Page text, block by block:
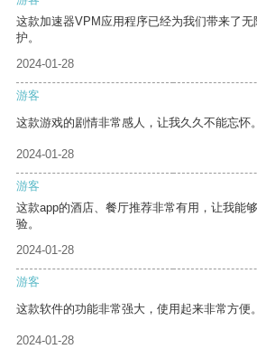
这款加速器VPM应用程序已经为我们带来了
护。
2024-01-28
游客
这款游戏的剧情非常感人，让我久久不能忘怀。
2024-01-28
游客
这款app的酒店、餐厅推荐非常有用，让我能
验。
2024-01-28
游客
这款软件的功能非常强大，使用起来非常方便。
2024-01-28